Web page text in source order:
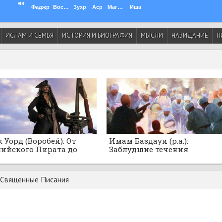
Фаджр Восход Зухр Аср Магриб Иша
ИСЛАМ И СЕМЬЯ ИСТОРИЯ И БИОГРАФИЯ МЫСЛИ НАЗИДАНИЕ
Уорд (Воробей): От
Пирата до
рейса
Имам Баздауи (р.а.):
Заблудшие течения
Писания